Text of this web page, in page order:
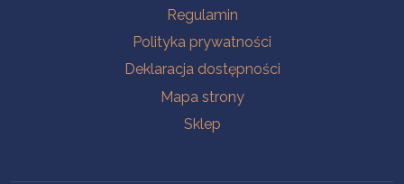
Regulamin
Polityka prywatności
Deklaracja dostępności
Mapa strony
Sklep